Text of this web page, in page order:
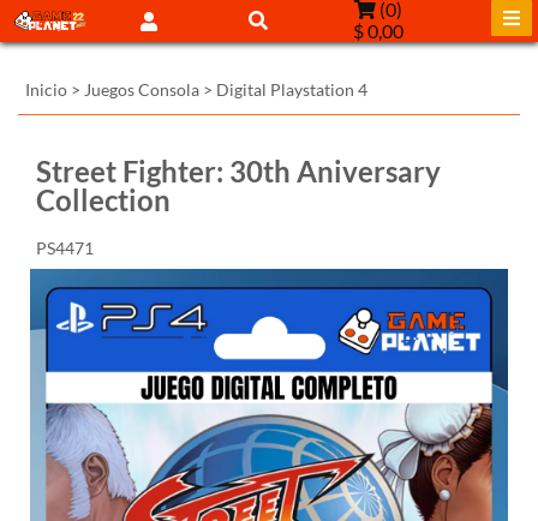
(0)
$ 0,00
Inicio > Juegos Consola > Digital Playstation 4
Street Fighter: 30th Aniversary
Collection
PS4471